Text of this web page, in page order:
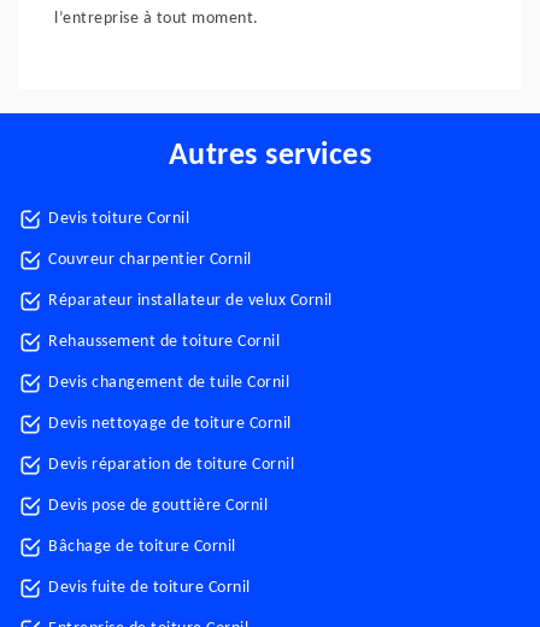
l’entreprise à tout moment.
Autres services
Devis toiture Cornil
Couvreur charpentier Cornil
Réparateur installateur de velux Cornil
Rehaussement de toiture Cornil
Devis changement de tuile Cornil
Devis nettoyage de toiture Cornil
Devis réparation de toiture Cornil
Devis pose de gouttière Cornil
Bâchage de toiture Cornil
Devis fuite de toiture Cornil